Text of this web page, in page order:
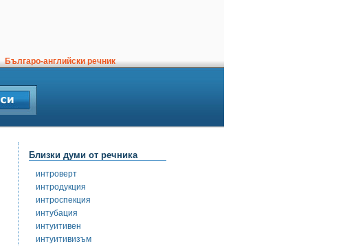
Българо-английски речник
Близки думи от речника
интроверт
интродукция
интроспекция
интубация
интуитивен
интуитивизъм